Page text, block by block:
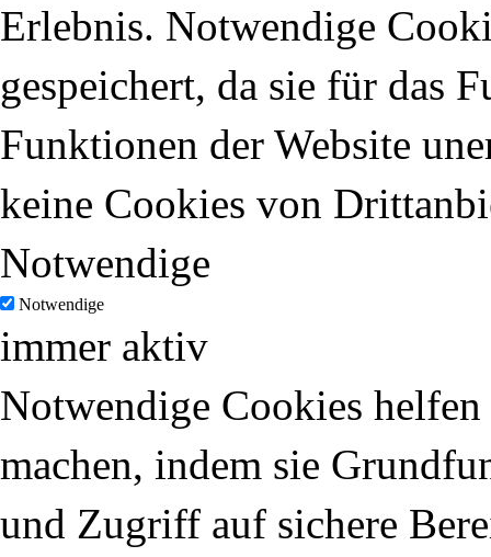
Erlebnis. Notwendige
gespeichert, da sie für das
Funktionen der Website
keine Cookies von
Notwendige
Notwendige
immer aktiv
Notwendige Cookies
machen, indem sie
und Zugriff auf sichere